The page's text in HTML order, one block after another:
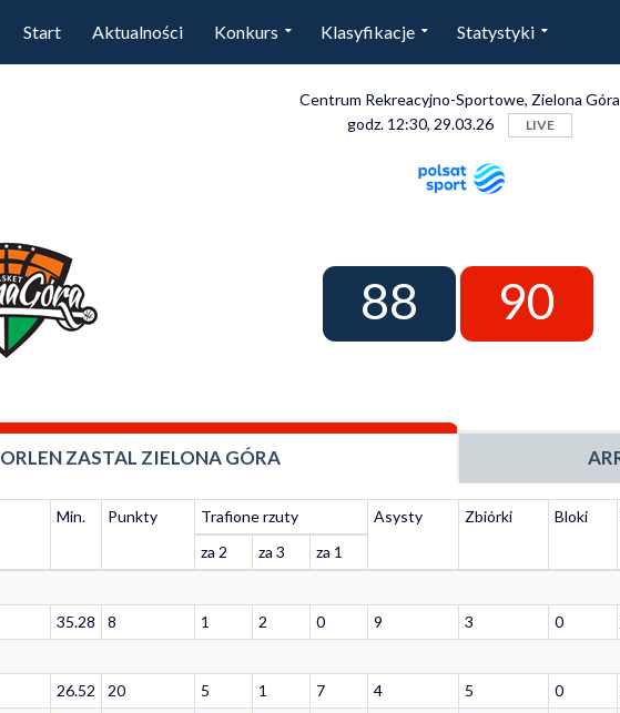
Start Aktualności Konkurs Klasyfikacje Statystyki
Centrum Rekreacyjno-Sportowe, Zielona Góra
godz. 12:30, 29.03.26
LIVE
88 90
ORLEN ZASTAL ZIELONA GÓRA
Min. Punkty Trafione rzuty Asysty Zbiórki Bloki
za 2
za 3
za 1
35.28 8 1 2 0 9 3 0
26.52 20 5 1 7 4 5 0